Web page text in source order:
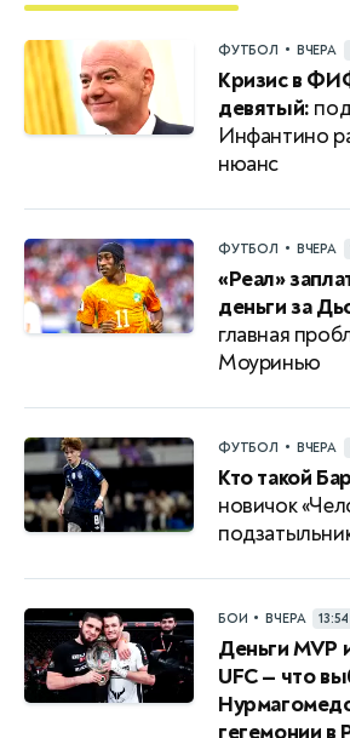
ФУТБОЛ • ВЧЕРА
Кризис в
девятый:
Инфантино
нюанс
ФУТБОЛ • ВЧЕРА
«Реал»
деньги за
главная
Моуринью
ФУТБОЛ • ВЧЕРА
Кто такой
новичок
БОИ • ВЧЕРА 13:54
Деньги MVP
UFC — что